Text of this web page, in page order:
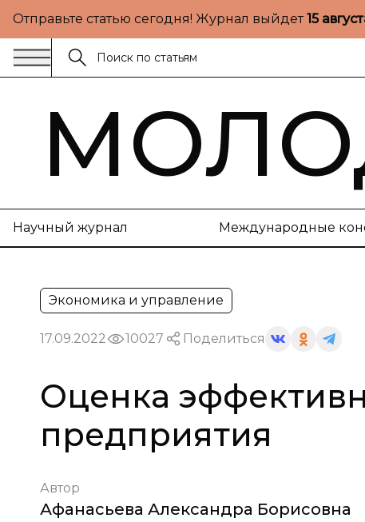
Отправьте статью сегодня! Журнал выйдет15
Научный журнал Международные
Экономика и управление
17.09.2022 10027 Поделиться
Оценка
предприятия
Автор
Афанасьева Александра Борисовна